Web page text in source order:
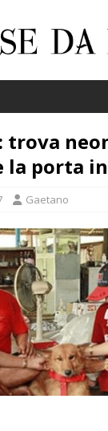
trova
la porta
Gaetano